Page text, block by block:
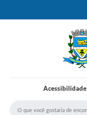
Acessibilidade